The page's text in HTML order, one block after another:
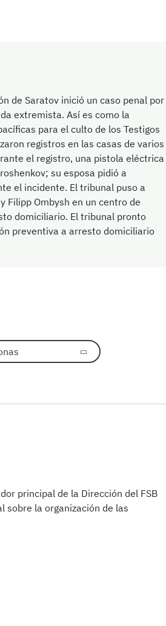
de Saratov inició un caso penal por
extremista. Así es como la
para el culto de los Testigos
registros en las casas de varios
el registro, una pistola eléctrica
su esposa pidió a
el incidente. El tribunal puso a
Filipp Ombysh en un centro de
domiciliario. El tribunal pronto
preventiva a arresto domiciliario
principal de la Dirección del FSB
sobre la organización de las